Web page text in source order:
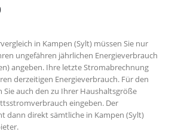
in Kampen (Sylt) müssen Sie nur
ungefähren jährlichen Energieverbrauch
angeben. Ihre letzte Stromabrechnung
derzeitigen Energieverbrauch. Für den
Sie auch den zu Ihrer Haushaltsgröße
eingeben. Der
dann direkt sämtliche in Kampen (Sylt)